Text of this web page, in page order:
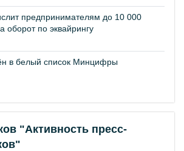
предпринимателям до 10 000
оборот по эквайрингу
в белый список Минцифры
"Активность пресс-